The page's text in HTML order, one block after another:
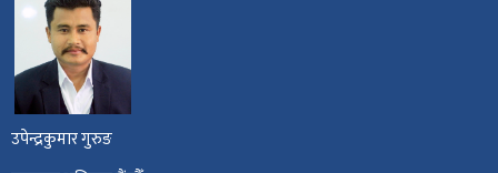
उपेन्द्रकुमार गुरुङ